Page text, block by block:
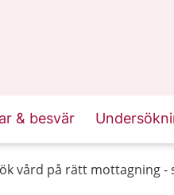
& besvär
vård på rätt mottagning -